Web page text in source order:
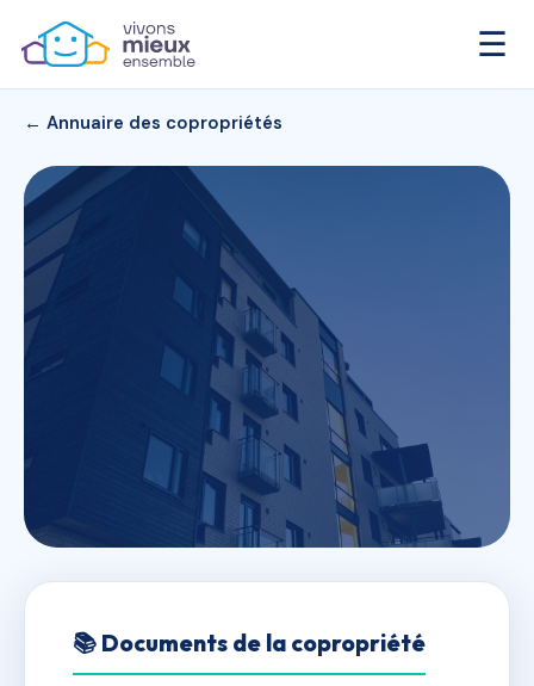
☰
← Annuaire des copropriétés
27 RUE FOURE
📚 Documents de la copropriété